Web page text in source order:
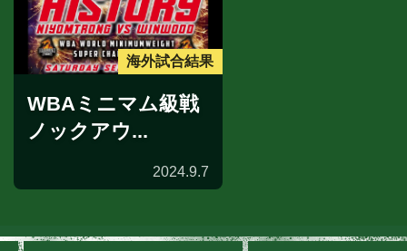
海外試合結果
WBAミニマム級戦
ノックアウ...
2024.9.7